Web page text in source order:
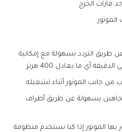
فازات الخرج
طريق التردد بسهولة مع إمكانية
من جانب الموتور أثناء تشغيله
بسهولة عن طريق أطراف
بها الموتور إذا كنا نستخدم منظومة